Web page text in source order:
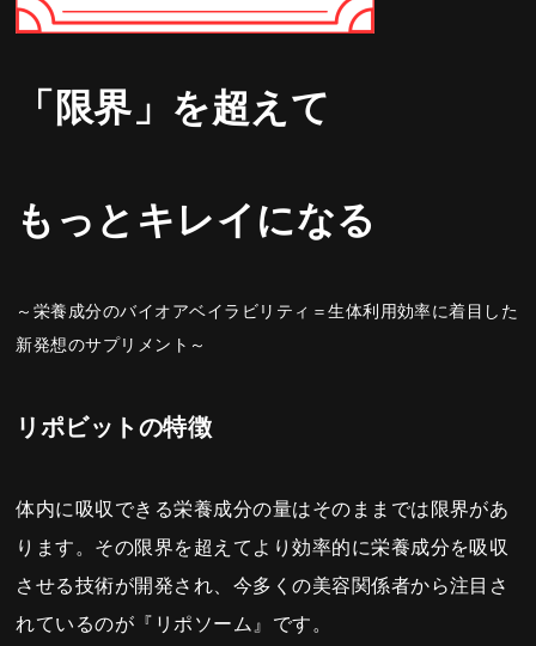
「限界」を超えて
もっとキレイになる
～栄養成分のバイオアベイラビリティ＝生体利用効率に着目した
新発想のサプリメント～
リポビットの特徴
体内に吸収できる栄養成分の量はそのままでは限界があ
ります。その限界を超えてより効率的に栄養成分を吸収
させる技術が開発され、今多くの美容関係者から注目さ
れているのが『リポソーム』です。